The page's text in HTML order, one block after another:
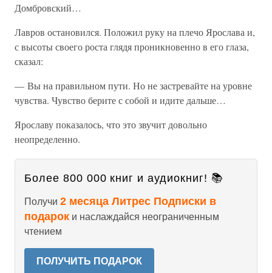
Домбровский…
Лавров остановился. Положил руку на плечо Ярослава и,
с высоты своего роста глядя проникновенно в его глаза,
сказал:
— Вы на правильном пути. Но не застревайте на уровне
чувства. Чувство берите с собой и идите дальше…
Ярославу показалось, что это звучит довольно
неопределенно.
Более 800 000 книг и аудиокниг! 📚
Получи 2 месяца Литрес Подписки в
подарок и наслаждайся неограниченным
чтением
ПОЛУЧИТЬ ПОДАРОК